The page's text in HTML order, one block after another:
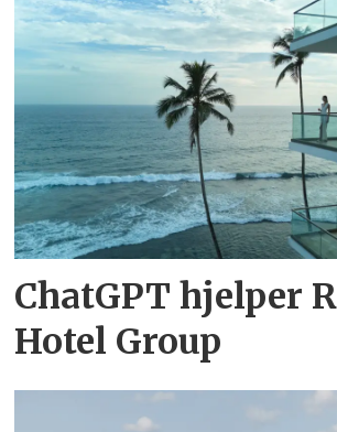
ChatGPT hjelper
Hotel Group